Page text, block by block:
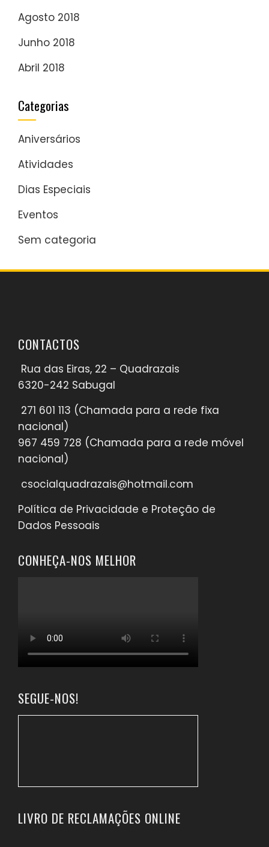
Agosto 2018
Junho 2018
Abril 2018
Categorias
Aniversários
Atividades
Dias Especiais
Eventos
Sem categoria
CONTACTOS
Rua das Eiras, 22 – Quadrazais
6320-242 Sabugal
271 601 113 (Chamada para a rede fixa
nacional)​
967 459 728 (Chamada para a rede móvel
nacional)​
csocialquadrazais@hotmail.com
Política de Privacidade e Proteção de
Dados Pessoais
CONHEÇA-NOS MELHOR
SEGUE-NOS!
LIVRO DE RECLAMAÇÕES ONLINE